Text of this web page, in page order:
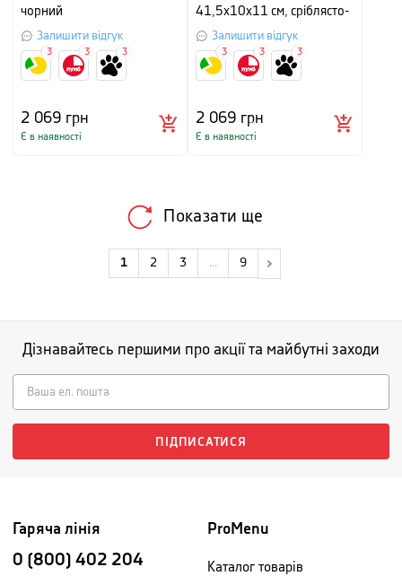
чорний
Залишити відгук
2 069 грн
Є в наявності
3 3 3
41,5х10х11 см, сріблясто-
чорний
Залишити відгук
2 069 грн
Є в наявності
3 3 3
Показати ще
1 2 3 ... 9
Дізнавайтесь першими про акції та майбутні заходи
ПІДПИСАТИСЯ
Гаряча лінія
0 (800) 402 204
ProMenu
Каталог товарів